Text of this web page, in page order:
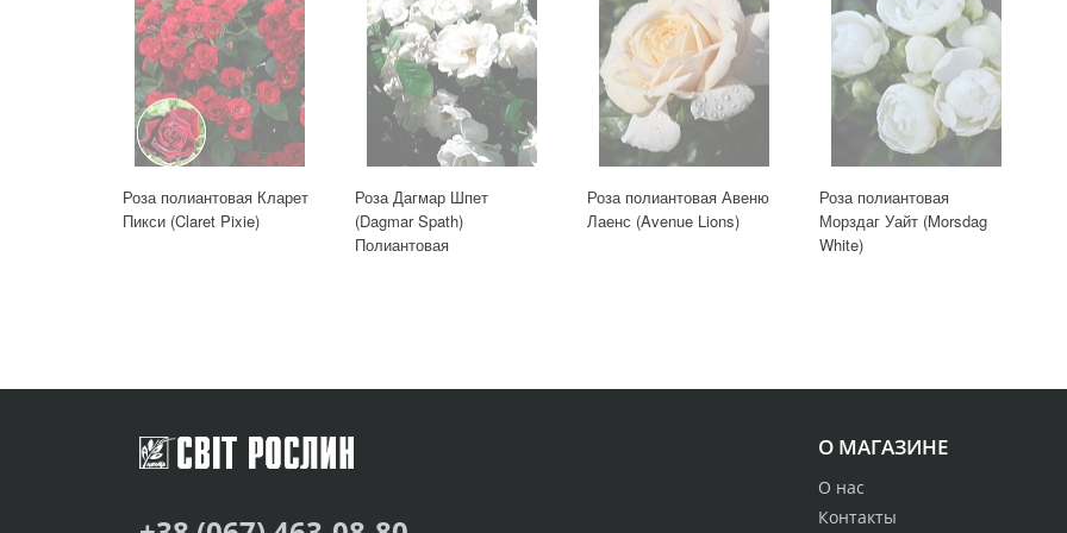
Роза полиантовая Кларет
Пикси (Claret Pixie)
Роза Дагмар Шпет
(Dagmar Spath)
Полиантовая
Роза полиантовая Авеню
Лаенс (Avenue Lions)
Роза полиантовая
Морздаг Уайт (Morsdag
White)
О МАГАЗИНЕ
О нас
Контакты